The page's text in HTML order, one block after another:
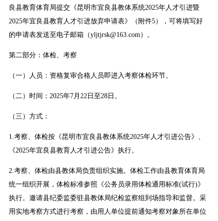
良县教育体育局提交《昆明市宜良县教体系统2025年人才引进暨
2025年宜良县教育人才引进放弃申请表》（附件5），可将填写好
的申请表发送至电子邮箱（yljtjrsk@163.com）。
第二部分：体检、考察
（一）人员：资格复审合格人员即进入考察体检环节。
（二）时间：2025年7月22日至28日。
（三）方式：
1.考察、体检按《昆明市宜良县教体系统2025年人才引进公告》、
《2025年宜良县教育人才引进公告》执行。
2.考察、体检由县教体局负责组织实施。体检工作由县教育体育局
统一组织开展，体检标准参照《公务员录用体检通用标准(试行)》
执行。邀请县纪委监委驻县教体局纪检监察组到场指导和监督。采
用实地考察方式进行考察，由用人单位提前通知考察对象所在单位